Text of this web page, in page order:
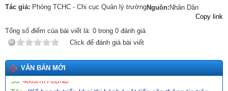
Tác giả: Phòng TCHC - Chi cục Quản lý trườngNguồn: Nhân Dân
Copy link
Tổng số điểm của bài viết là: 0 trong 0 đánh giá
Click để đánh giá bài viết
VĂN BẢN MỚI
Ngày ban hành: (09/05/2026)
Số: 142/2026/NĐ-CP
Tên: (Nghị định quy định chi tiết một số điều và biện pháp thi
hành Luật Trí tuệ nhân tạo)
Ngày ban hành: (19/05/2026)
Số:4869/KH-UBND
Tên:(Kế hoạch triển khai thi hành Luật tiếp cận thông tin trên